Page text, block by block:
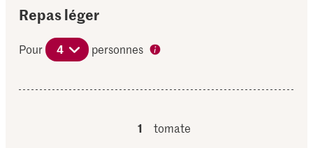
Repas léger
Pour 4 personnes
1
tomate